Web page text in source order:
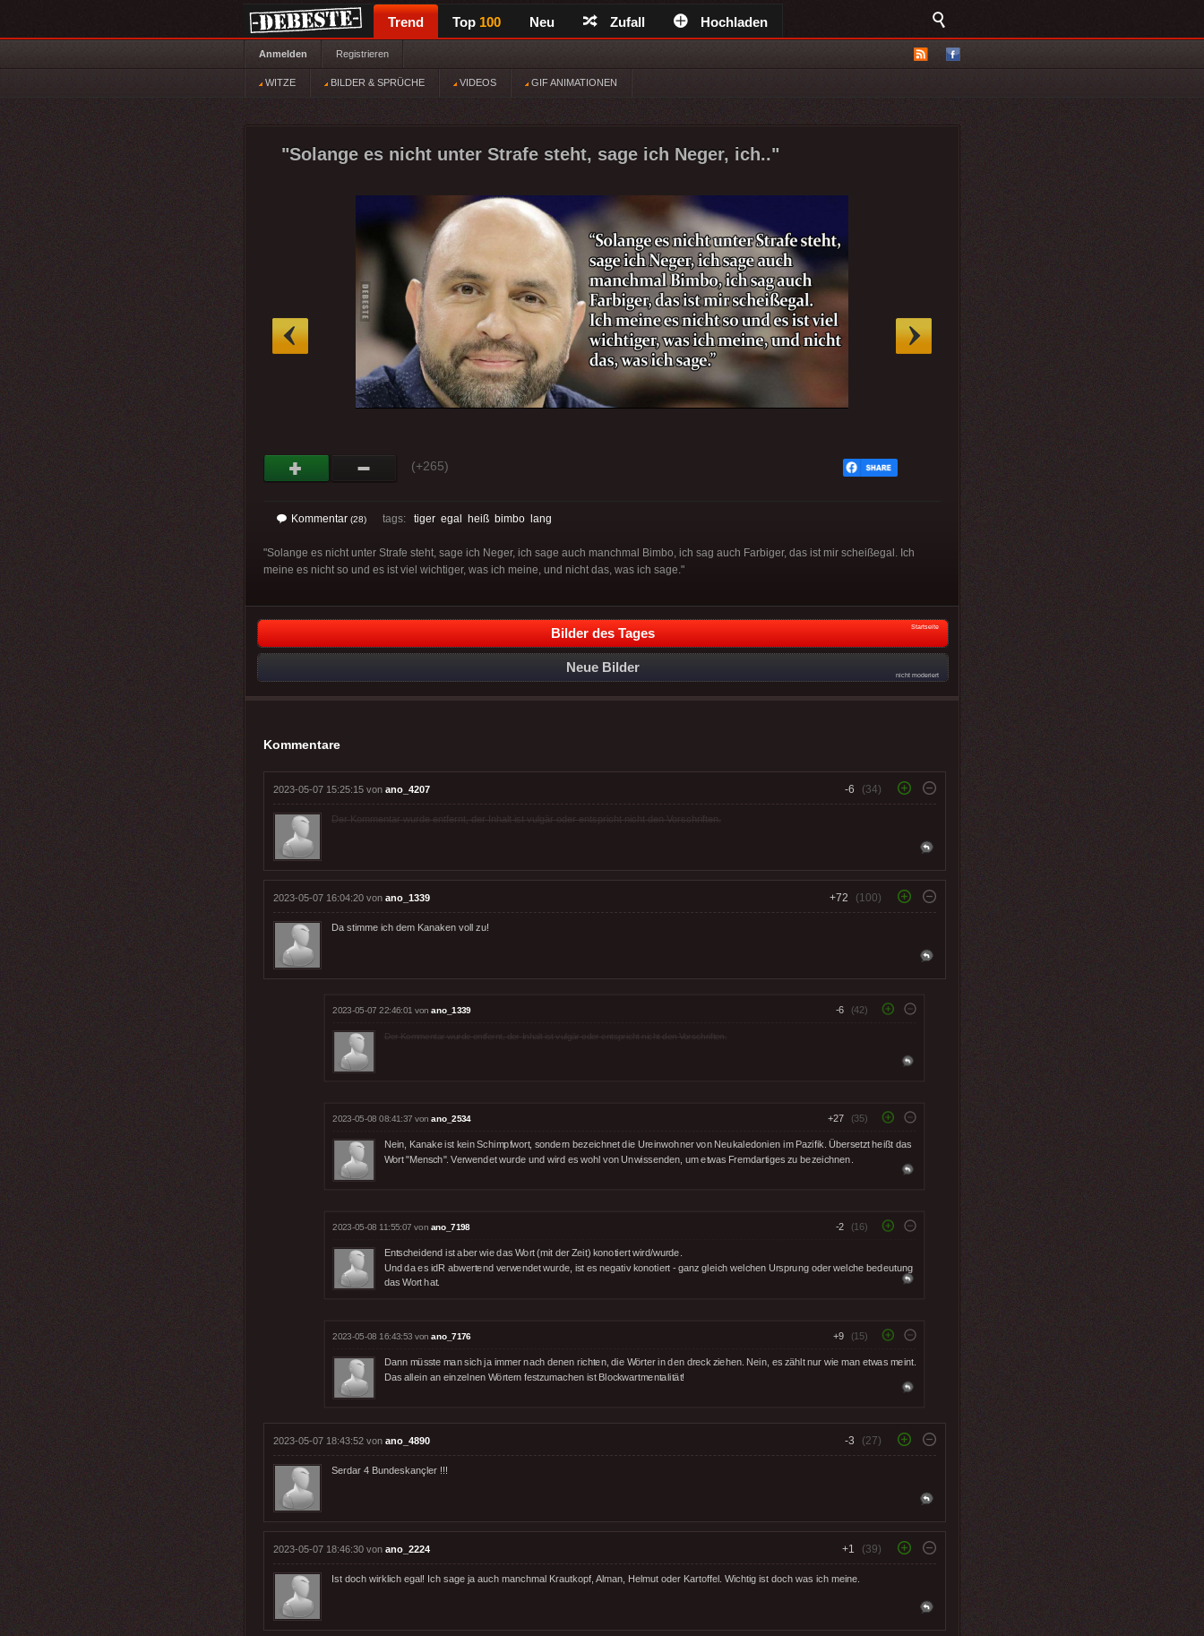
Trend Top 100 Neu Zufall Hochladen
Anmelden Registrieren
WITZE BILDER & SPRÜCHE VIDEOS GIF ANIMATIONEN
"Solange es nicht unter Strafe steht, sage ich Neger, ich.."
(+265)
Kommentar (28) tags: tiger egal heiß bimbo lang
"Solange es nicht unter Strafe steht, sage ich Neger, ich sage auch manchmal Bimbo, ich sag auch Farbiger, das ist mir scheißegal. Ich
meine es nicht so und es ist viel wichtiger, was ich meine, und nicht das, was ich sage."
Bilder des Tages Startseite
Neue Bilder
nicht moderiert
Kommentare
2023-05-07 15:25:15 von ano_4207 -6 (34)
Der Kommentar wurde entfernt, der Inhalt ist vulgär oder entspricht nicht den Vorschriften.
2023-05-07 16:04:20 von ano_1339 +72 (100)
Da stimme ich dem Kanaken voll zu!
2023-05-07 22:46:01 vonano_1339 -6 (42)
Der Kommentar wurde entfernt, der Inhalt ist vulgär oder entspricht nicht den Vorschriften.
2023-05-08 08:41:37 vonano_2534 +27 (35)
Nein, Kanake ist kein Schimpfwort, sondern bezeichnet die Ureinwohner von Neukaledonien im Pazifik. Übersetzt heißt das
Wort "Mensch". Verwendet wurde und wird es wohl von Unwissenden, um etwas Fremdartiges zu bezeichnen.
2023-05-08 11:55:07 von ano_7198 -2 (16)
Entscheidend ist aber wie das Wort (mit der Zeit) konotiert wird/wurde.
Und da es idR abwertend verwendet wurde, ist es negativ konotiert - ganz gleich welchen Ursprung oder welche bedeutung
das Wort hat.
2023-05-08 16:43:53 vonano_7176 +9 (15)
Dann müsste man sich ja immer nach denen richten, die Wörter in den dreck ziehen. Nein, es zählt nur wie man etwas meint.
Das allein an einzelnen Wörtern festzumachen ist Blockwartmentalität!
2023-05-07 18:43:52 von ano_4890 -3 (27)
Serdar 4 Bundeskançler !!!
2023-05-07 18:46:30 von ano_2224 +1 (39)
Ist doch wirklich egal! Ich sage ja auch manchmal Krautkopf, Alman, Helmut oder Kartoffel. Wichtig ist doch was ich meine.